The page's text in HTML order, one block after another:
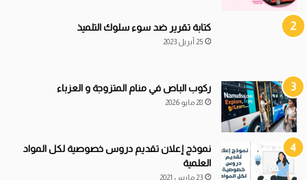
كتابة تقرير ضد سوء سلوك التلميذ
25 أبريل 2023
ركوب الباص في منام المتزوجة و العزباء
28 مايو 2026
نموذج إعلان تقديم دروس خصوصية لكل المواد
العلمية
23 مارس 2021